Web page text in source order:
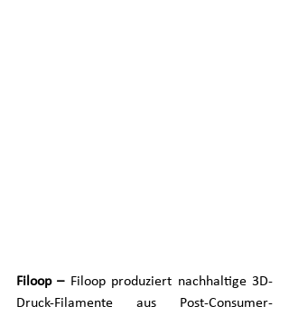
Filoop – Filoop produziert nachhaltige 3D-
Druck-Filamente aus Post-Consumer-